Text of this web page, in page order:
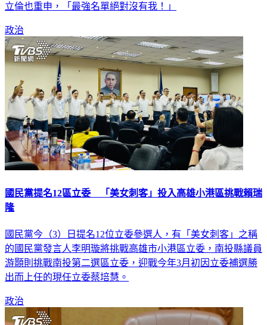
一定堅定無私無我，秉持黨務工作，任勞任怨、任罵任辱，朱
政治
國民黨提名12區立委 「美女刺客」投入高雄小港區挑戰賴瑞
國民黨今（3）日提名12位立委參選人，有「美女刺客」之稱
的國民黨發言人李明璇將挑戰高雄市小港區立委，南投縣議員
游顥則挑戰南投第二選區立委，迎戰今年3月初因立委補選勝
政治